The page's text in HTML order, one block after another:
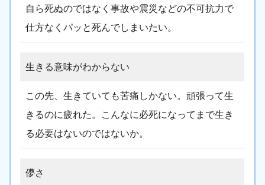
自ら死ぬのではなく事故や震災などの不可抗力で
仕方なくパッと死んでしまいたい。
生きる意味がわからない
この先、生きていても苦痛しかない。頑張って生
きるのに疲れた。こんなに必死になってまで生き
る必要はないのではないか。
儚さ